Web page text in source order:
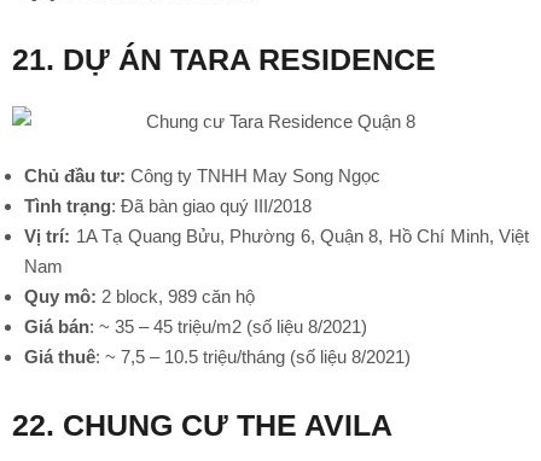
•
21. DỰ ÁN TARA RESIDENCE
Chủ đầu tư: Công ty TNHH May Song Ngọc
Tình trạng: Đã bàn giao quý III/2018
Vị trí: 1A Tạ Quang Bửu, Phường 6, Quận 8, Hồ Chí Minh, Việt
Nam
Quy mô: 2 block, 989 căn hộ
Giá bán: ~ 35 – 45 triệu/m2 (số liệu 8/2021)
Giá thuê: ~ 7,5 – 10.5 triệu/tháng (số liệu 8/2021)
22. CHUNG CƯ THE AVILA